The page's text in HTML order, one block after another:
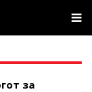
за